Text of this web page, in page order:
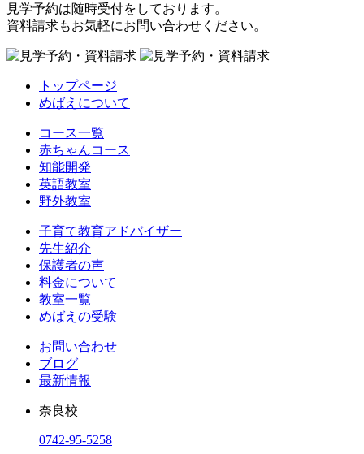
見学予約は随時受付をしております。
資料請求もお気軽にお問い合わせください。
トップページ
めばえについて
コース一覧
赤ちゃんコース
知能開発
英語教室
野外教室
子育て教育アドバイザー
先生紹介
保護者の声
料金について
教室一覧
めばえの受験
お問い合わせ
ブログ
最新情報
奈良校
0742-95-5258